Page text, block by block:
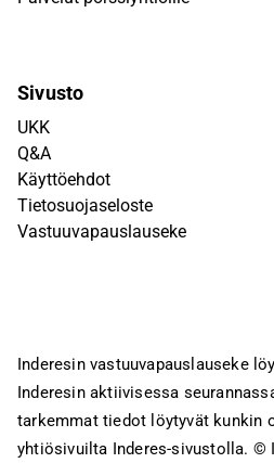
Sivusto
UKK
Q&A
Käyttöehdot
Tietosuojaseloste
Vastuuvapauslauseke
Inderesin vastuuvapauslauseke
Inderesin aktiivisessa
tarkemmat tiedot löytyvät kunkin
yhtiösivuilta Inderes-sivustolla. ©